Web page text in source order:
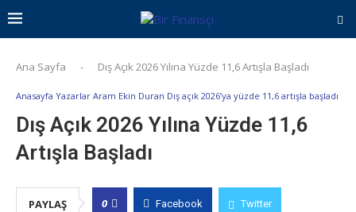
Ana Sayfa - Dış Açık 2026 Yılına Yüzde 11,6 Artışla Başladı
Anasayfa Yazarlar Aram Ekin Duran Dış açık 2026’ya yüzde 11,6 artışla başladı
Dış Açık 2026 Yılına Yüzde 11,6
Artışla Başladı
PAYLAŞ 0 Facebook Twitter